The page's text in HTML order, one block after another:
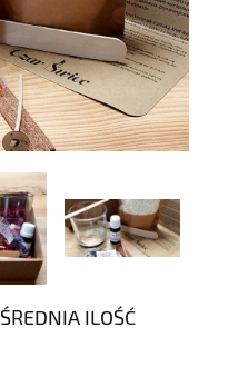
ŚREDNIA ILOŚĆ